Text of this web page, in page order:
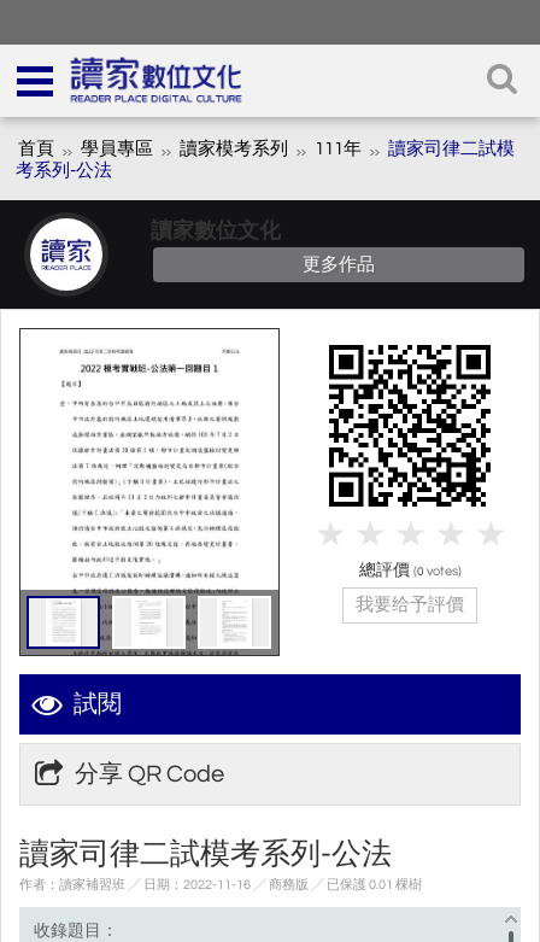
首頁 學員專區 讀家模考系列 111年
讀家司律二試模
考系列-公法
讀家數位文化
更多作品
試閱
分享 QR Code
讀家司律二試模考系列-公法
作者：讀家補習班 ╱ 日期：2022-11-16 ╱ 商務版 ╱ 已保護 0.01 棵樹
收錄題目：
總評價 (0 votes)
我要给予評價